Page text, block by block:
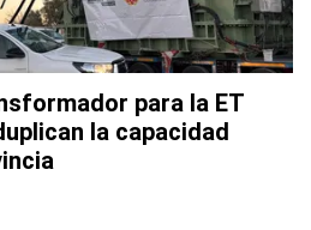
para la ET
la capacidad